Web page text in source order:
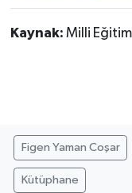
Kaynak: Milli
Figen Yaman Coşar
Kütüphane